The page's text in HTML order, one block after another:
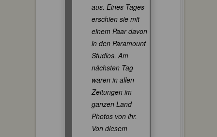
aus. Eines Tages
erschien sie mit
einem Paar davon
in den Paramount
Studios. Am
nächsten Tag
waren in allen
Zeitungen im
ganzen Land
Photos von ihr.
Von diesem